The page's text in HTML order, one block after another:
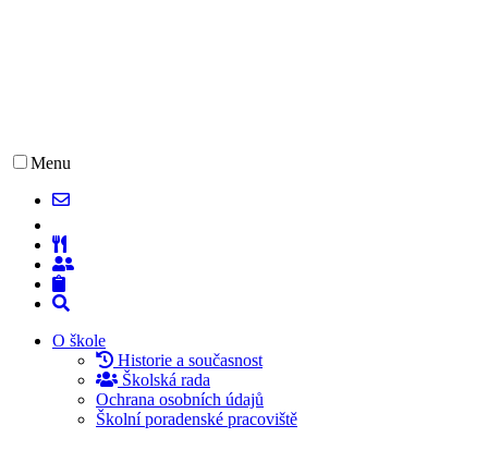
Menu
O škole
Historie a současnost
Školská rada
Ochrana osobních údajů
Školní poradenské pracoviště